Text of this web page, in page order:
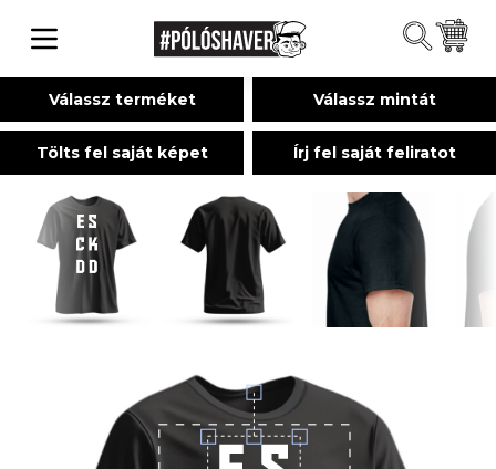
Válassz terméket Válassz mintát
Tölts fel saját képet Írj fel saját feliratot